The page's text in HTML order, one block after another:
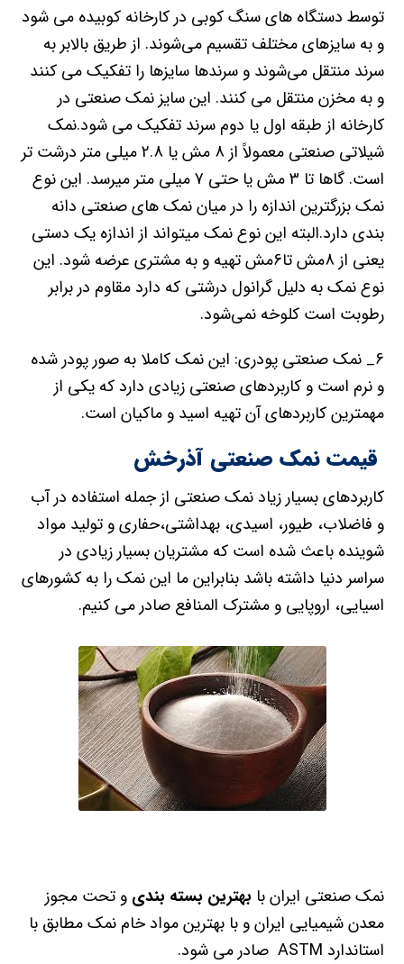
توسط دستگاه های سنگ کوبی در کارخانه کوبیده می شود
و به سایزهای مختلف تقسیم می‌شوند. از طریق بالابر به
سرند منتقل می‌شوند و سرندها سایزها را تفکیک می کنند
و به مخزن منتقل می کنند. این سایز نمک صنعتی در
کارخانه از طبقه اول یا دوم سرند تفکیک می شود.نمک
شیلاتی صنعتی معمولاً از 8 مش یا 2.8 میلی متر درشت تر
است. گاها تا 3 مش یا حتی 7 میلی متر میرسد. این نوع
نمک بزرگترین اندازه را در میان نمک های صنعتی دانه
بندی دارد.البته این نوع نمک میتواند از اندازه یک دستی
یعنی از 8مش تا6مش تهیه و به مشتری عرضه شود. این
نوع نمک به دلیل گرانول درشتی که دارد مقاوم در برابر
رطوبت است کلوخه نمی‌شود.
6_ نمک صنعتی پودری: این نمک کاملا به صور پودر شده
و نرم است و کاربردهای صنعتی زیادی دارد که یکی از
مهمترین کاربردهای آن تهیه اسید و ماکیان است.
قیمت نمک صنعتی آذرخش
کاربردهای بسیار زیاد نمک صنعتی از جمله استفاده در آب
و فاضلاب، طیور، اسیدی، بهداشتی،حفاری و تولید مواد
شوینده باعث شده است که مشتریان بسیار زیادی در
سراسر دنیا داشته باشد بنابراین ما این نمک را به کشورهای
اسیایی، اروپایی و مشترک المنافع صادر می کنیم.
نمک صنعتی ایران با بهترین بسته بندی و تحت مجوز
معدن شیمیایی ایران و با بهترین مواد خام نمک مطابق با
استاندارد ASTM صادر می شود.